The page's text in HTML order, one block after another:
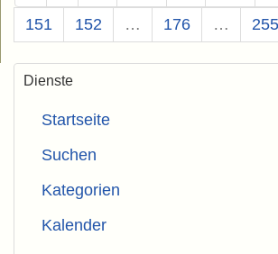
151
152 … 176 … 255
Dienste
Startseite
Suchen
Kategorien
Kalender